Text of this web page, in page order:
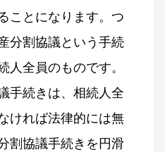
ことになります。つ
分割協議という手続
人全員のものです。
手続きは、相続人全
ければ法律的には無
割協議手続きを円滑